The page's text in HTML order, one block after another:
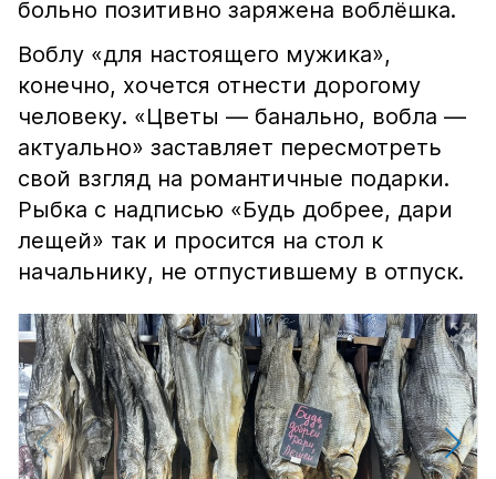
больно позитивно заряжена воблёшка.
Воблу «для настоящего мужика»,
конечно, хочется отнести дорогому
человеку. «Цветы — банально, вобла —
актуально» заставляет пересмотреть
свой взгляд на романтичные подарки.
Рыбка с надписью «Будь добрее, дари
лещей» так и просится на стол к
начальнику, не отпустившему в отпуск.